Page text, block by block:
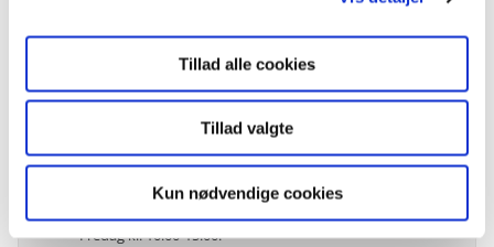
Tillad alle cookies
Tillad valgte
Kun nødvendige cookies
Opret dig som bruger
Hotline
Fredag kl. 10.00-15.00.